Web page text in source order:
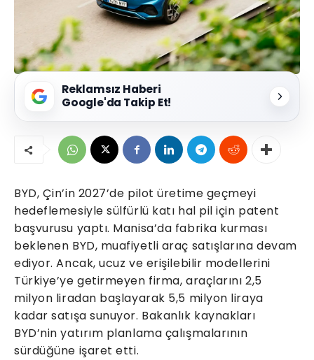
Reklamsız Haberi
Google'da Takip Et!
BYD, Çin’in 2027’de pilot üretime geçmeyi
hedeflemesiyle sülfürlü katı hal pil için patent
başvurusu yaptı. Manisa’da fabrika kurması
beklenen BYD, muafiyetli araç satışlarına devam
ediyor. Ancak, ucuz ve erişilebilir modellerini
Türkiye’ye getirmeyen firma, araçlarını 2,5
milyon liradan başlayarak 5,5 milyon liraya
kadar satışa sunuyor. Bakanlık kaynakları
BYD’nin yatırım planlama çalışmalarının
sürdüğüne işaret etti.